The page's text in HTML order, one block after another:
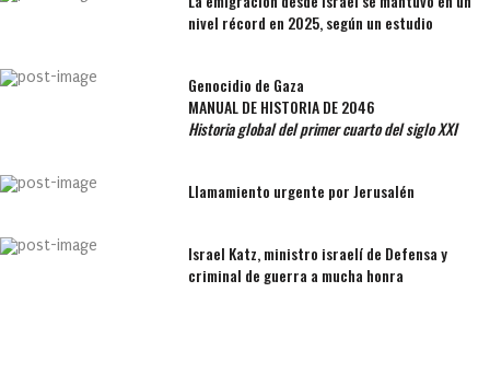
nivel récord en 2025, según un estudio
Genocidio de Gaza
MANUAL DE HISTORIA DE 2046
Historia global del primer cuarto del siglo XXI
Llamamiento urgente por Jerusalén
Israel Katz, ministro israelí de Defensa y
criminal de guerra a mucha honra